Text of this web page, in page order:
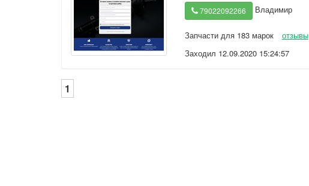
79022092266 Владимир
Запчасти для 183 марок
отзывы
Заходил 12.09.2020 15:24:57
1